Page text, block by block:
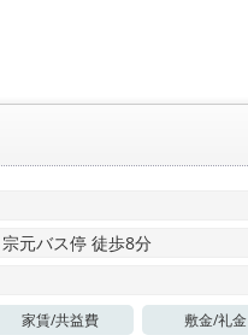
元バス停 徒歩8分
家賃/共益費 敷金/礼金